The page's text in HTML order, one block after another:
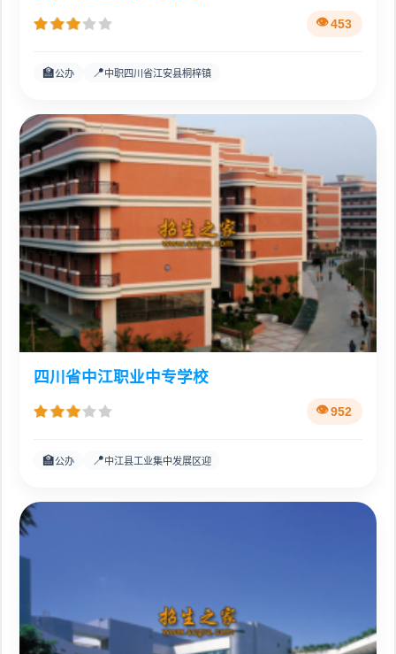
453
🏫公办 📍中职四川省江安县桐梓镇
四川省中江职业中专学校
952
🏫公办 📍中江县工业集中发展区迎